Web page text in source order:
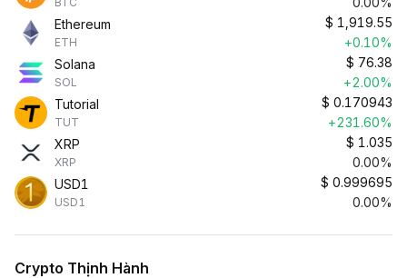
Ethereum
ETH
$ 1,919.55
+0.10%
Solana
SOL
$ 76.38
+2.00%
Tutorial
TUT
$ 0.170943
+231.60%
XRP
XRP
$ 1.035
0.00%
USD1
USD1
$ 0.999695
0.00%
Crypto Thịnh Hành